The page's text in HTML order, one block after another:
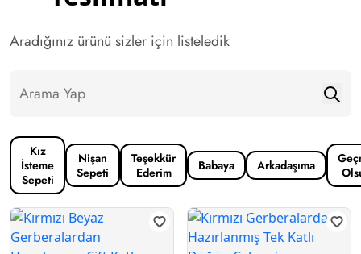
Aradığınız ürünü sizler için listeledik
Kız
İsteme
Sepeti
Nişan
Sepeti
Teşekkür
Ederim
Babaya Arkadaşıma